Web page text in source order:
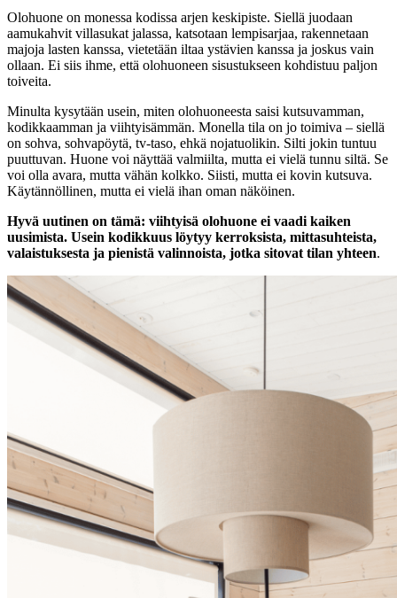
Olohuone on monessa kodissa arjen keskipiste. Siellä juodaan
aamukahvit villasukat jalassa, katsotaan lempisarjaa, rakennetaan
majoja lasten kanssa, vietetään iltaa ystävien kanssa ja joskus vain
ollaan. Ei siis ihme, että olohuoneen sisustukseen kohdistuu paljon
toiveita.
Minulta kysytään usein, miten olohuoneesta saisi kutsuvamman,
kodikkaamman ja viihtyisämmän. Monella tila on jo toimiva – siellä
on sohva, sohvapöytä, tv-taso, ehkä nojatuolikin. Silti jokin tuntuu
puuttuvan. Huone voi näyttää valmiilta, mutta ei vielä tunnu siltä. Se
voi olla avara, mutta vähän kolkko. Siisti, mutta ei kovin kutsuva.
Käytännöllinen, mutta ei vielä ihan oman näköinen.
Hyvä uutinen on tämä: viihtyisä olohuone ei vaadi kaiken
uusimista. Usein kodikkuus löytyy kerroksista, mittasuhteista,
valaistuksesta ja pienistä valinnoista, jotka sitovat tilan yhteen.